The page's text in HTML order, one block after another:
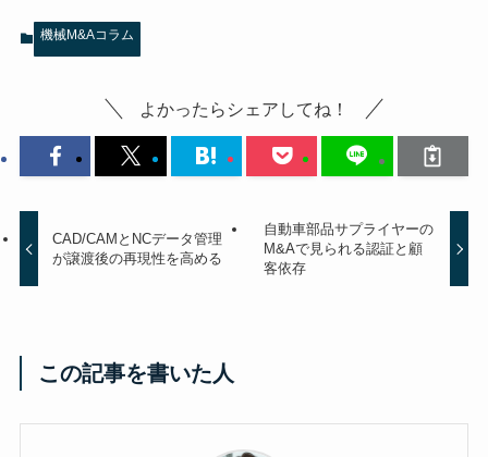
機械M&Aコラム
よかったらシェアしてね！
CAD/CAMとNCデータ管理
が譲渡後の再現性を高める
自動車部品サプライヤーの
M&Aで見られる認証と顧
客依存
この記事を書いた人